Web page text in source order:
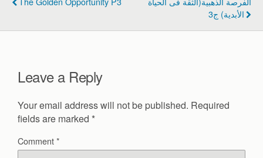
o
الأبدية) ج3
Leave a Reply
Your email address will not be published. Required
fields are marked *
Comment*